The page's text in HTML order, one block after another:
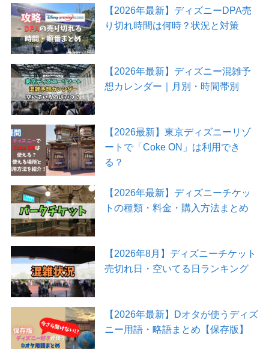
【2026年最新】ディズニーDPA売
り切れ時間は何時？状況と対策
【2026年最新】ディズニー混雑予
想カレンダー｜月別・時間帯別
【2026最新】東京ディズニーリゾ
ートで「Coke ON」は利用でき
る？
【2026年最新】ディズニーチケッ
トの種類・料金・購入方法まとめ
【2026年8月】ディズニーチケット
売切れ日・空いてる日ランキング
【2026年最新】Dオタが使うディズ
ニー用語・略語まとめ【保存版】